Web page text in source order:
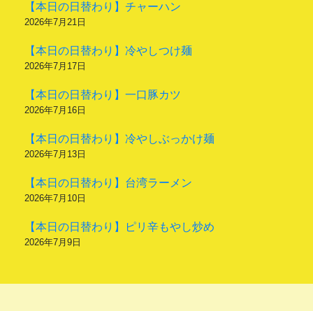
【本日の日替わり】チャーハン
2026年7月21日
【本日の日替わり】冷やしつけ麺
2026年7月17日
【本日の日替わり】一口豚カツ
2026年7月16日
【本日の日替わり】冷やしぶっかけ麺
2026年7月13日
【本日の日替わり】台湾ラーメン
2026年7月10日
【本日の日替わり】ピリ辛もやし炒め
2026年7月9日